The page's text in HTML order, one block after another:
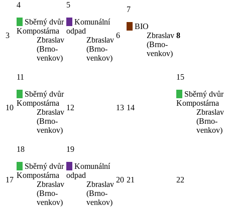
3
4
Sběrný dvůr
Kompostárna
Zbraslav
(Brno-
venkov)
5
Komunální
odpad
Zbraslav
(Brno-
venkov)
6
7
BIO
Zbraslav
(Brno-
venkov)
8
10
11
Sběrný dvůr
Kompostárna
Zbraslav
(Brno-
venkov)
12 13 14
15
Sběrný dvůr
Kompostárna
Zbraslav
(Brno-
venkov)
17
18
Sběrný dvůr
Kompostárna
Zbraslav
(Brno-
venkov)
19
Komunální
odpad
Zbraslav
(Brno-
venkov)
20 21 22